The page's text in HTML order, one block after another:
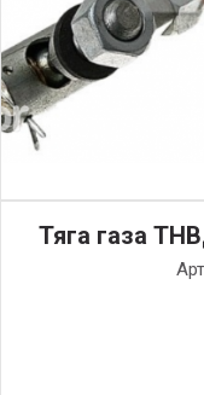
Тяга газа